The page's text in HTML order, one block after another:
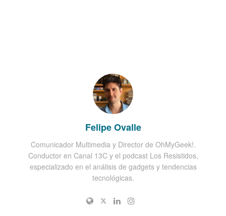
Felipe Ovalle
Comunicador Multimedia y Director de OhMyGeek!.
Conductor en Canal 13C y el podcast Los Resistidos,
especializado en el análisis de gadgets y tendencias
tecnológicas.